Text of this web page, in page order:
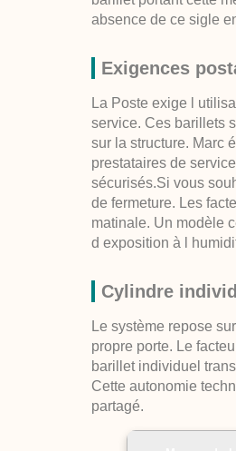
absence de ce sigle
Exigences
La Poste exige l
service. Ces barillets
sur la structure. Marc
prestataires de
sécurisés.Si vous
de fermeture. Les
matinale. Un modèle
d exposition à l
Cylindre
Le système repose
propre porte. Le
barillet individuel
Cette autonomie
partagé.